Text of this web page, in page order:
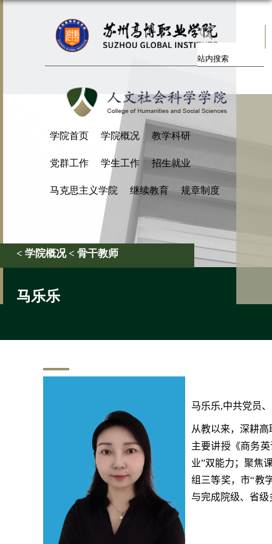
< 学院概况 < 骨干教师
马乐乐
学院首页 学院概况 教学科研
党群工作 学生工作 招生就业
马克思主义学院 继续教育 规章制度
马乐乐,中共党员
从教以来，深耕
主要讲授《商务
业”双能力；聚焦
组三等奖，市“教
与完成院级、省